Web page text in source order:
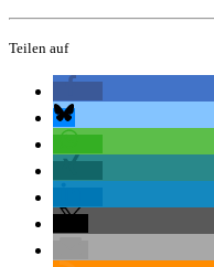
Teilen auf